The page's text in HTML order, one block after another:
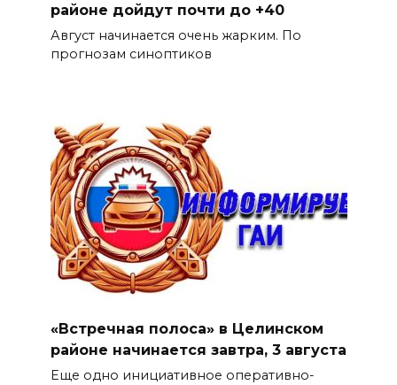
районе дойдут почти до +40
Август начинается очень жарким. По
прогнозам синоптиков
«Встречная полоса» в Целинском
районе начинается завтра, 3 августа
Еще одно инициативное оперативно-